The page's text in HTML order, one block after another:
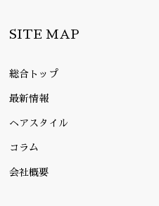
SITE MAP
総合トップ
最新情報
ヘアスタイル
コラム
会社概要